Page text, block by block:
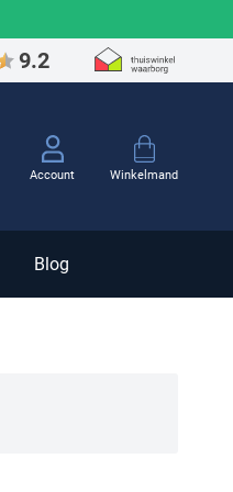
9.2
Winkelmand
Blog
Account